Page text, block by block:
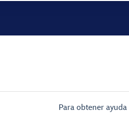
Para obtener